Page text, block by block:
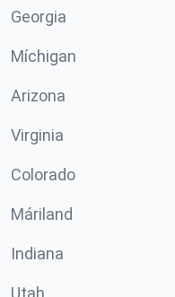
Georgia
Míchigan
Arizona
Virginia
Colorado
Máriland
Indiana
Utah